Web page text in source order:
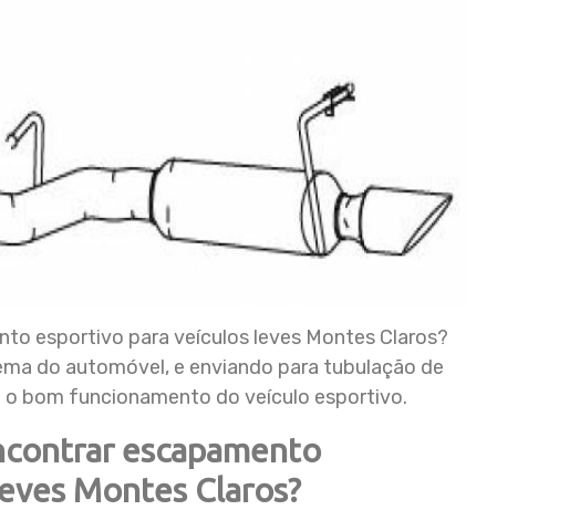
esportivo para veículos leves Montes Claros?
do automóvel, e enviando para tubulação de
o bom funcionamento do veículo esportivo.
escapamento
Montes Claros?